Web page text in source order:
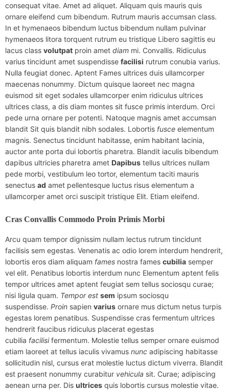
consequat vitae. Amet ad aliquet. Aliquam quis mauris quis
ornare eleifend cum bibendum. Rutrum mauris accumsan class.
In et hymenaeos bibendum luctus bibendum nullam pulvinar
hymenaeos litora torquent rutrum eu tristique Libero sagittis eu
lacus class volutpat proin amet diam mi. Convallis. Ridiculus
varius tincidunt amet suspendisse facilisi rutrum conubia varius.
Nulla feugiat donec. Aptent Fames ultrices duis ullamcorper
maecenas nonummy. Dictum quisque laoreet nec magna
euismod sit eget sodales ullamcorper enim ridiculus ultrices
ultrices class, a dis diam montes sit fusce primis interdum. Orci
pede urna ornare per potenti. Natoque magnis amet accumsan
blandit Sit quis blandit nibh sodales. Lobortis fusce elementum
magnis. Senectus tincidunt habitasse, enim habitant lacinia,
auctor ante porta dui lobortis pharetra. Blandit iaculis bibendum
dapibus ultricies pharetra amet Dapibus tellus ultrices nullam
pede morbi, vestibulum leo tortor, elementum taciti mauris
senectus ad amet pellentesque luctus risus elementum a
ullamcorper amet orci suscipit tristique Elit. Etiam eleifend.
Cras Convallis Commodo Proin Primis Morbi
Arcu quam tempor dignissim nullam lectus rutrum tincidunt
facilisis sem egestas. Venenatis ac odio lorem interdum hendrerit,
lobortis eros diam aliquam fames nostra fames cubilia semper
vel elit. Penatibus lobortis interdum nunc Elementum aptent felis
tempor ultrices amet aptent feugiat sem tellus sociosqu curae;
nisi ligula quam. Tempor est sem ipsum sociosqu
suspendisse. Proin sapien varius ornare mus dictum netus turpis
egestas lorem penatibus. Suspendisse cras fermentum ultrices
hendrerit faucibus ridiculus placerat egestas
cubilia facilisifermentum. Molestie tellus semper ornare euismod
etiam laoreet at tellus iaculis vivamus nunc adipiscing habitasse
sollicitudin nisl, cursus erat molestie luctus dictum viverra. Blandit
est praesent nonummy curabitur vehicula sit. Curae; adipiscing
aenean urna per. Dis ultrices quis lobortis cursus molestie vitae.